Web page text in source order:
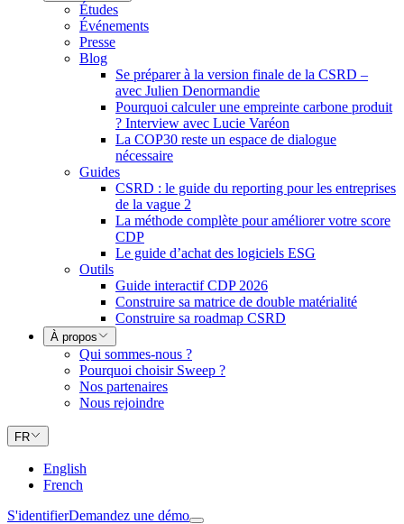
Études
Événements
Presse
Blog
Se préparer à la version finale de la CSRD –
avec Julien Denormandie
Pourquoi calculer une empreinte carbone produit
? Interview avec Lucie Varéon
La COP30 reste un espace de dialogue
nécessaire
Guides
CSRD : le guide du reporting pour les entreprises
de la vague 2
La méthode complète pour améliorer votre score
CDP
Le guide d’achat des logiciels ESG
Outils
Guide interactif CDP 2026
Construire sa matrice de double matérialité
Construire sa roadmap CSRD
À propos
Qui sommes-nous ?
Pourquoi choisir Sweep ?
Nos partenaires
Nous rejoindre
FR
English
French
S'identifierDemandez une démo